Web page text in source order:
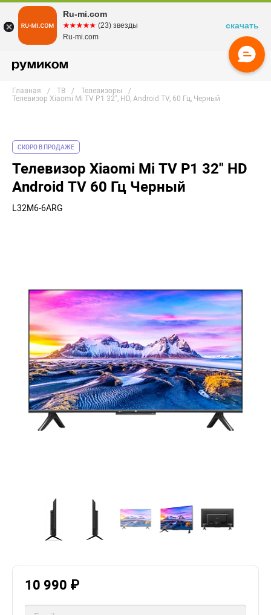
Главная ТВ
Телевизоры
Телевизор Xiaomi Mi TV P1 32", HD, Android TV, 60 Гц, Черный
СКОРО В ПРОДАЖЕ
Телевизор Xiaomi Mi TV P1 32" HD
Android TV 60 Гц Черный
L32M6-6ARG
10 990 ₽
Ru-mi.com
☆☆☆☆☆
★★★★★ (23) звезды
Ru-mi.com
скачать